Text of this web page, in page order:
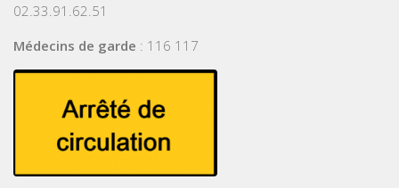
02.33.91.62.51
Médecins de garde : 116 117